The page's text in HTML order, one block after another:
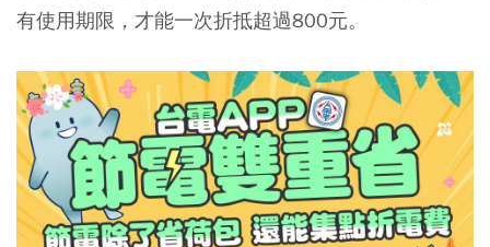
有使用期限，才能一次折抵超過800元。